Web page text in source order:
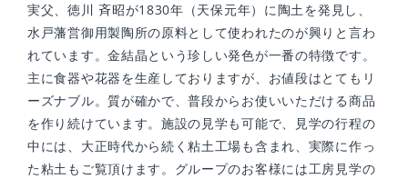
実父、徳川 斉昭が1830年（天保元年）に陶土を発見し、
水戸藩営御用製陶所の原料として使われたのが興りと言わ
れています。金結晶という珍しい発色が一番の特徴です。
主に食器や花器を生産しておりますが、お値段はとてもリ
ーズナブル。質が確かで、普段からお使いいただける商品
を作り続けています。施設の見学も可能で、見学の行程の
中には、大正時代から続く粘土工場も含まれ、実際に作っ
た粘土もご覧頂けます。グループのお客様には工房見学の